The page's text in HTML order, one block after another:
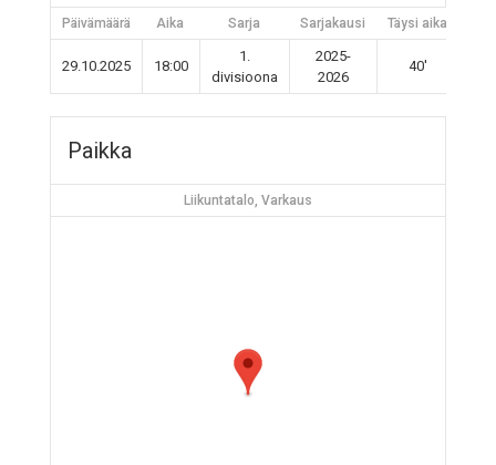
Päivämäärä Aika Sarja Sarjakausi Täysi aika
29.10.2025 18:00
1.
divisioona
2025-
2026
40'
Paikka
Liikuntatalo, Varkaus